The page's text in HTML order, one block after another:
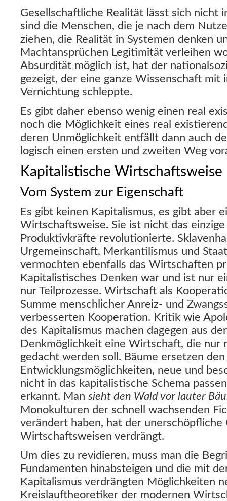
Gesellschaftliche Realität lässt sich nicht
sind die Menschen, die je nach dem
ziehen, die Realität in Systemen denken
Machtansprüchen Legitimität verleihen
Absurdität möglich ist, hat der
gezeigt, der eine ganze Wissenschaft mit
Vernichtung schleppte.
Es gibt daher ebenso wenig einen real
noch die Möglichkeit eines real
deren Unmöglichkeit entfällt dann auch
logisch einen ersten und zweiten Weg
Kapitalistische Wirtschaftsweise
Vom System zur Eigenschaft
Es gibt keinen Kapitalismus, es gibt aber
Wirtschaftsweise. Sie ist nicht das
Produktivkräfte revolutionierte.
Urgemeinschaft, Merkantilismus und
vermochten ebenfalls das Wirtschaften
Kapitalistisches Denken war und ist nur
nur Teilprozesse. Wirtschaft als
Summe menschlicher Anreiz- und
verbesserten Kooperation. Kritik wie
des Kapitalismus machen dagegen aus
Denkmöglichkeit eine Wirtschaft, die nur
gedacht werden soll. Bäume ersetzen
Entwicklungsmöglichkeiten, neue und
nicht in das kapitalistische Schema
erkannt. Man sieht den Wald vor lauter
Monokulturen der schnell wachsenden
verändert haben, hat der unerschöpfliche
Wirtschaftsweisen verdrängt.
Um dies zu revidieren, muss man die
Fundamenten hinabsteigen und die mit
Kapitalismus verdrängten Möglichkeiten
Kreislauftheoretiker der modernen